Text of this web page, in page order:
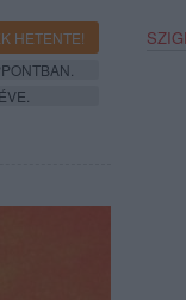
HETENTE!